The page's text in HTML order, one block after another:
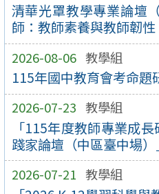
清華光罩教學專業論壇
師：教師素養與教師韌性
2026-08-06 教學組
115年國中教育會考命題
2026-07-23 教學組
「115年度教師專業成
踐家論壇（中區臺中場）
2026-07-21 教學組